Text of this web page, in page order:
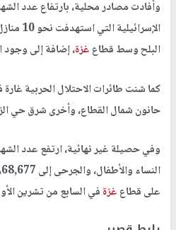
البلح وسط قطاعغزة، إضافة إلى
كما شنت طائرات الاحتلال الحربية
حانون شمال القطاع، وأخرى شرق حي
على قطاعغزةفي السابع من تشرين